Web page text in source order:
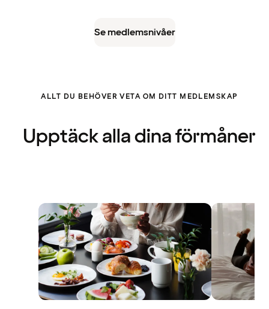
Se medlemsnivåer
ALLT DU BEHÖVER VETA OM DITT MEDLEMSKAP
Upptäck alla dina förmåner